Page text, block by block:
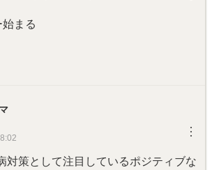
まる
︙
対策として注目しているポジティブな